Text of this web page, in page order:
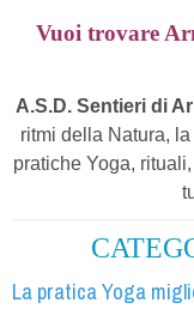
Vuoi trovare
A.S.D. Sentieri di
ritmi della Natura,
pratiche Yoga,
La pratica Yoga